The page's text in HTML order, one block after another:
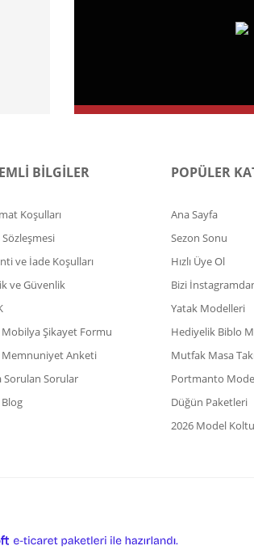
BİLGİLER
Koşulları
Sözleşmesi
ve İade Koşulları
ve Güvenlik
Mobilya Şikayet Formu
Memnuniyet Anketi
Sorulan Sorular
Blog
POPÜLER
Ana Sayfa
Sezon Sonu
Hızlı Üye Ol
Bizi
Yatak Modelleri
Hediyelik Biblo
Mutfak Masa
Portmanto
Düğün Paketleri
2026 Model
ideasoft
e-